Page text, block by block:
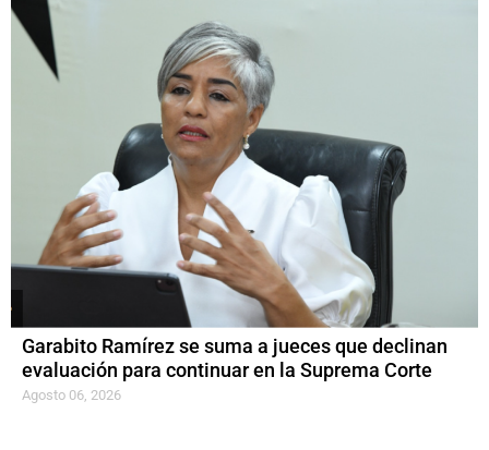
Garabito Ramírez se suma a jueces que declinan
evaluación para continuar en la Suprema Corte
Agosto 06, 2026